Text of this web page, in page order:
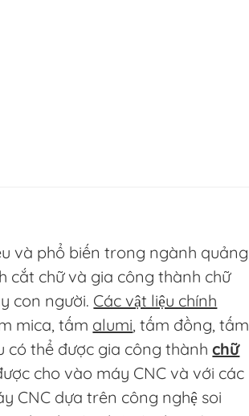
và phổ biến trong ngành quảng
cắt chữ và gia công thành chữ
con người. Các vật liệu chính
mica, tấm alumi, tấm đồng, tấm
có thể được gia công thànhchữ
cho vào máy CNC và với các
CNC dựa trên công nghệ soi